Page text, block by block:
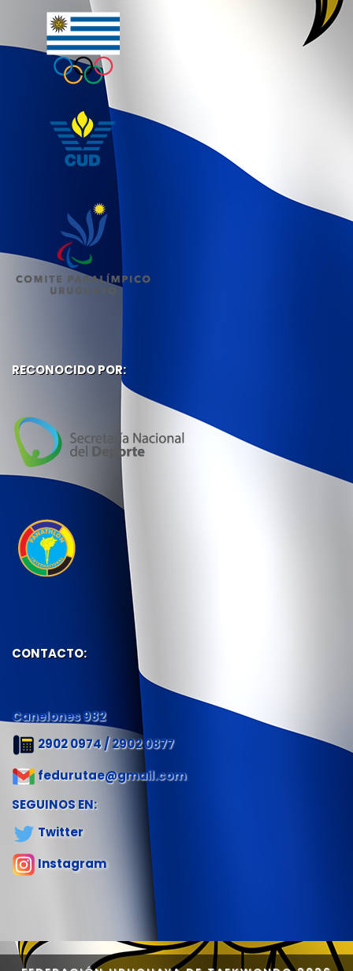
RECONOCIDO POR:
CONTACTO:
Canelones 982
2902 0974 / 2902 0877
fedurutae@gmail.com
SEGUINOS EN:
Twitter
Instagram